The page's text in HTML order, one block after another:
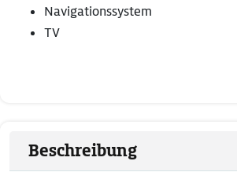
Navigationssystem
TV
Beschreibung